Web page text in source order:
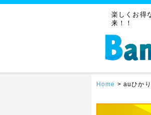
楽しくお得
来！！
Home > auひか